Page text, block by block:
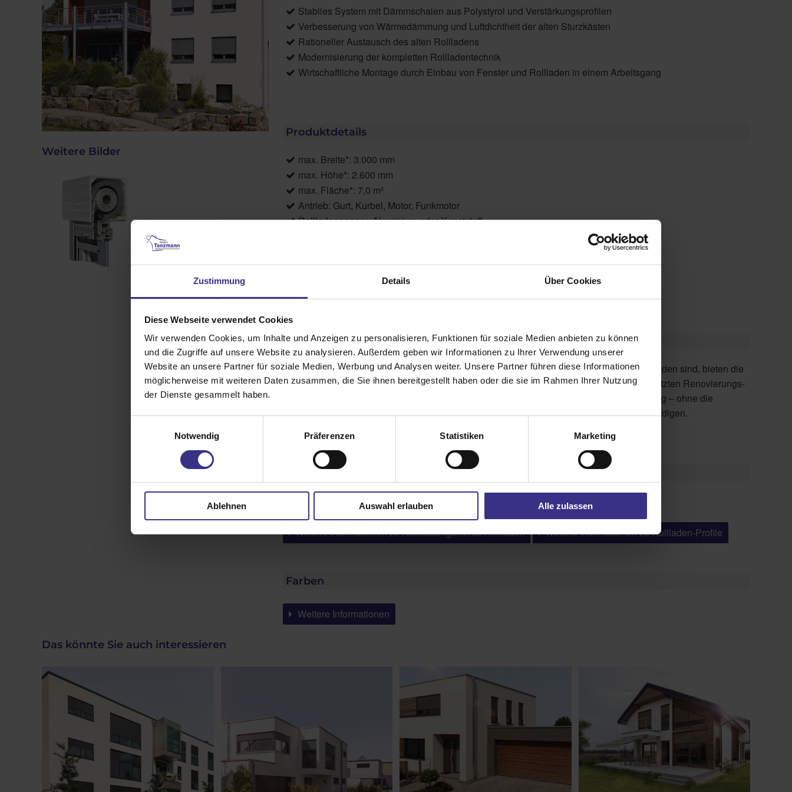
Zustimmung Details Über Cookies
Diese Webseite verwendet Cookies
Wir verwenden Cookies, um Inhalte und Anzeigen zu personalisieren, Funktionen für soziale Medien anbieten zu können
und die Zugriffe auf unsere Website zu analysieren. Außerdem geben wir Informationen zu Ihrer Verwendung unserer
Website an unsere Partner für soziale Medien, Werbung und Analysen weiter. Unsere Partner führen diese Informationen
möglicherweise mit weiteren Daten zusammen, die Sie ihnen bereitgestellt haben oder die sie im Rahmen Ihrer Nutzung
der Dienste gesammelt haben.
Notwendig
Präferenzen Statistiken Marketing
Ablehnen Auswahl erlauben Alle zulassen
Stabiles System mit Dämmschalen aus Polystyrol und Verstärkungsprofilen
Verbesserung von Wärmedämmung und Luftdichtheit der alten Sturzkästen
Rationeller Austausch des alten Rollladens
Modernisierung der kompletten Rollladentechnik
Wirtschaftliche Montage durch Einbau von Fenster und Rollladen in einem Arbeitsgang
Produktdetails
max. Breite*: 3.000 mm
max. Höhe*: 2.600 mm
max. Fläche*: 7,0 m²
Antrieb: Gurt, Kurbel, Motor, Funkmotor
Rollladenpanzer: Aluminium oder Kunststoff
Ausstattungsextras*: Revisionsblende
(*Typen- und ausstattungsabhängig)
Produktbeschreibung
Maßgeschneiderten Sonnenschutz finden und
vorhandene Strukturen nutzen ist wichtig, wenn bei
ansteht. Schall- und Wärmeschutz ist gerade im
Rollladenkästen noch zu verwenden sind, bieten die
auf dem Fensterrahmen aufgesetzten Renovierungs-
Fassade beim Einbau zu beschädigen.
Brillante Extras
Integrierter Inektenschutz
Weitere Informationen zu Ausstattungsextras Rollladen Weitere Informationen zu Rollladen-Profile
Farben
Weitere Informationen
Weitere Bilder
Das könnte Sie auch interessieren